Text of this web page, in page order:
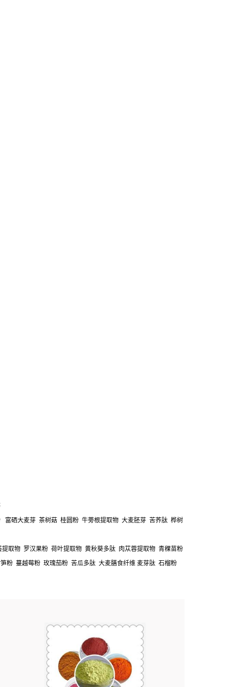
硒大麦芽 茶树菇 桂圆粉 牛蒡根提取物 大麦胚芽 苦荞肽 桦树
取物 罗汉果粉 荷叶提取物 黄秋葵多肽 肉苁蓉提取物 青稞苗粉
蔓越莓粉 玫瑰茄粉 苦瓜多肽 大麦膳食纤维 麦芽肽 石榴粉